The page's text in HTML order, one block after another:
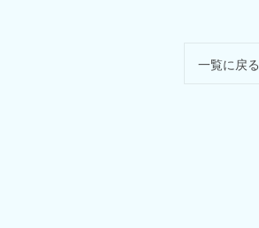
一覧に戻る